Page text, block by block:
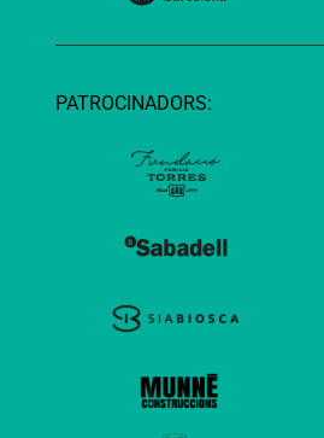
PATROCINADORS: